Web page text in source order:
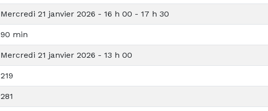
Mercredi 21 janvier 2026 - 16 h 00 - 17 h 30
90 min
Mercredi 21 janvier 2026 - 13 h 00
219
281